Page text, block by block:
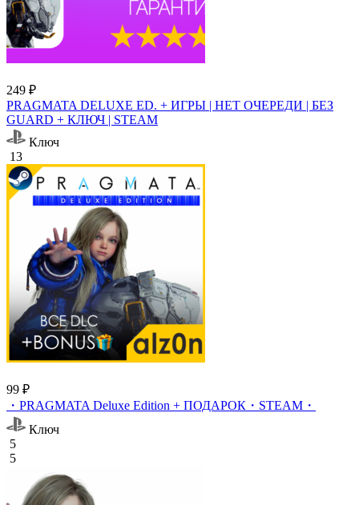
249 ₽
PRAGMATA DELUXE ED. + ИГРЫ | НЕТ ОЧЕРЕДИ | БЕЗ
GUARD + КЛЮЧ | STEAM
Ключ
13
99 ₽
・PRAGMATA Deluxe Edition + ПОДАРОК・STEAM・
Ключ
5
5